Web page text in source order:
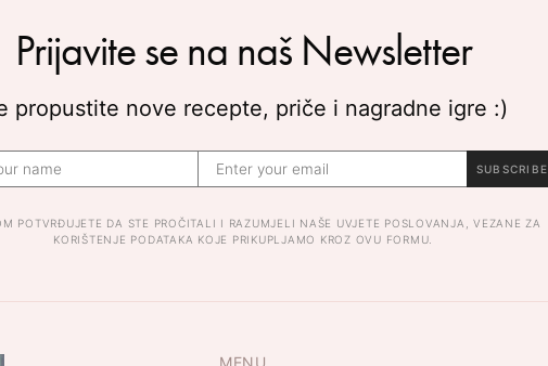
Prijavite se na naš Newsletter
propustite nove recepte, priče i nagradne igre :)
SUBSCRIBE
POTVRĐUJETE DA STE PROČITALI I RAZUMJELI NAŠE UVJETE POSLOVANJA, VEZANE ZA
KORIŠTENJE PODATAKA KOJE PRIKUPLJAMO KROZ OVU FORMU.
MENU